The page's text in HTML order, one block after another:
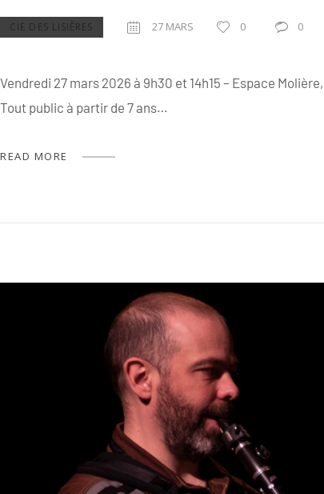
CIE DES LISIÈRES 27 MARS 0 0
Vendredi 27 mars 2026 à 9h30 et 14h15 – Espace
Tout public à partir de 7 ans…
READ MORE